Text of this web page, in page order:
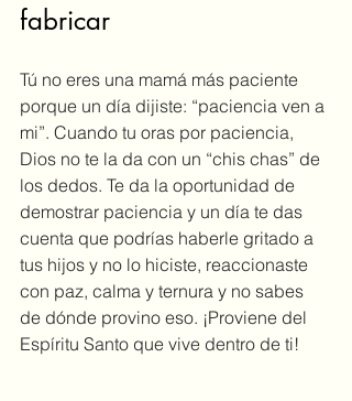
fabricar
Tú no eres una mamá más paciente
porque un día dijiste: “paciencia ven a
mi”. Cuando tu oras por paciencia,
Dios no te la da con un “chis chas” de
los dedos. Te da la oportunidad de
demostrar paciencia y un día te das
cuenta que podrías haberle gritado a
tus hijos y no lo hiciste, reaccionaste
con paz, calma y ternura y no sabes
de dónde provino eso. ¡Proviene del
Espíritu Santo que vive dentro de ti!